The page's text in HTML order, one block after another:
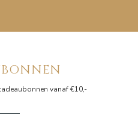
vanaf €10,-